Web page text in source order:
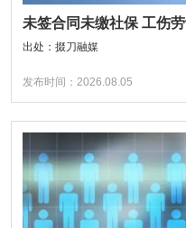
未签合同未缴社保 工伤
出处：掇刀融媒
发布时间：2026.08.05